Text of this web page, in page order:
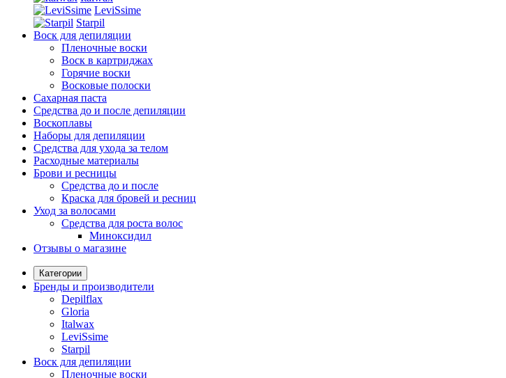
LeviSsime
Starpil
Воск для депиляции
Пленочные воски
Воск в картриджах
Горячие воски
Восковые полоски
Сахарная паста
Средства до и после депиляции
Воскоплавы
Наборы для депиляции
Средства для ухода за телом
Расходные материалы
Брови и ресницы
Средства до и после
Краска для бровей и ресниц
Уход за волосами
Средства для роста волос
Миноксидил
Отзывы о магазине
Категории
Бренды и производители
Depilflax
Gloria
Italwax
LeviSsime
Starpil
Воск для депиляции
Пленочные воски